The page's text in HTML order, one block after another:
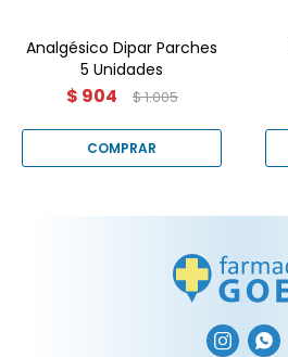
Analgésico Dipar Parches
5 Unidades
$ 904 $1.005
 